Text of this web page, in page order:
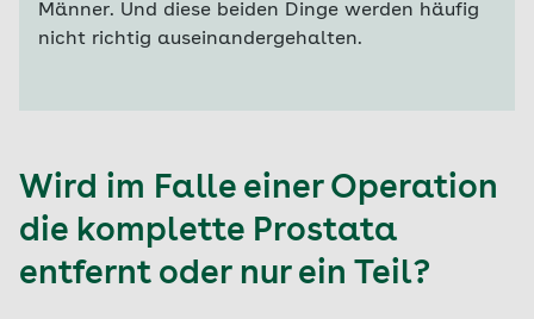
Männer. Und diese beiden Dinge werden häufig
nicht richtig auseinandergehalten.
Wird im Falle einer Operation
die komplette Prostata
entfernt oder nur ein Teil?